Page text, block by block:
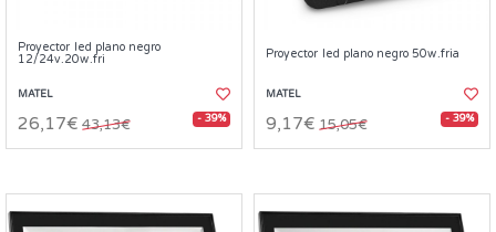
Proyector led plano negro
12/24v.20w.fri
MATEL
26,17€ 43,13€ - 39%
Proyector led plano negro 50w.fria
MATEL
9,17€ 15,05€ - 39%